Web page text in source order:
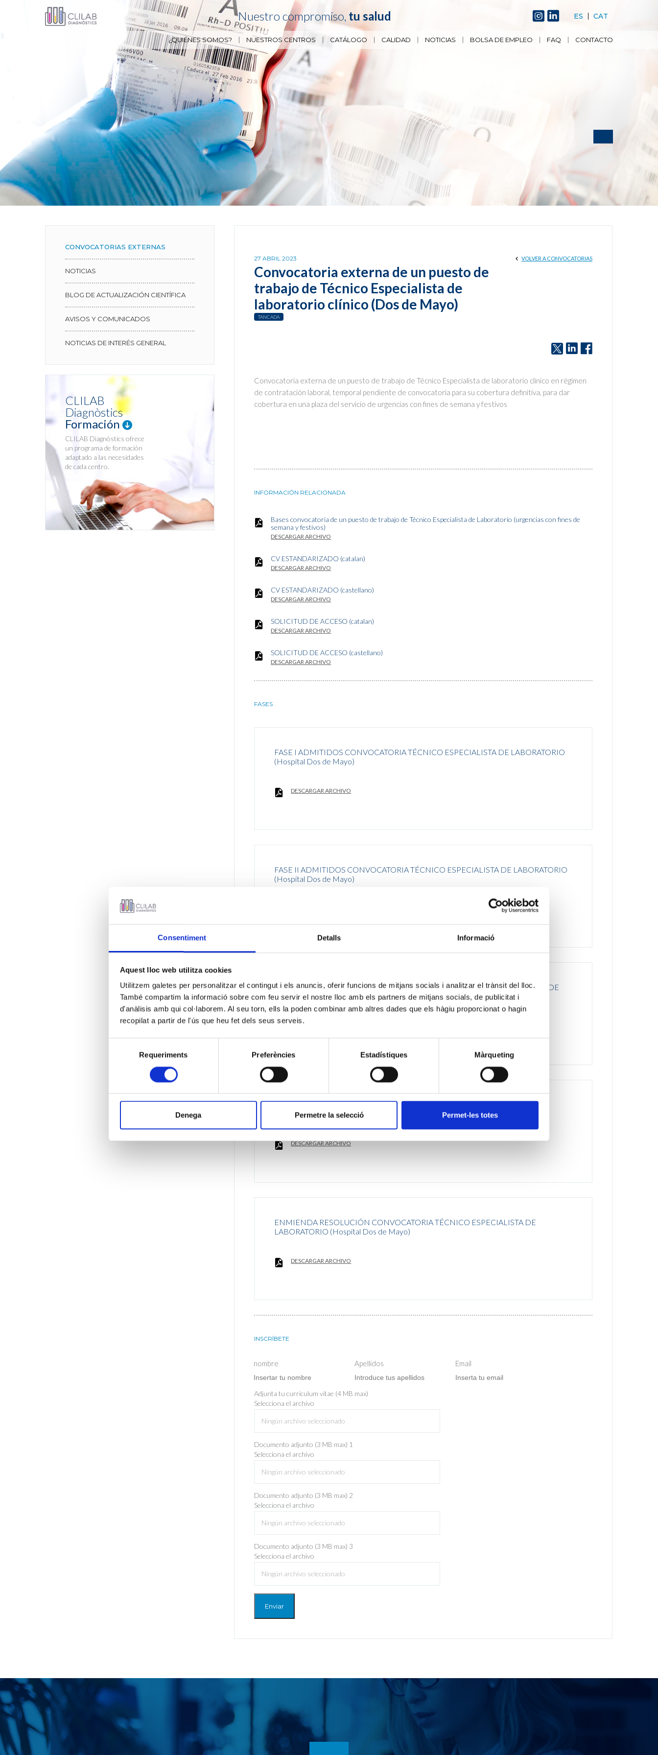
Consentiment Detalls Informació
Aquest lloc web utilitza cookies
Utilitzem galetes per personalitzar el contingut i els anuncis, oferir funcions de mitjans socials i analitzar el trànsit del lloc.
També compartim la informació sobre com feu servir el nostre lloc amb els partners de mitjans socials, de publicitat i
d'anàlisis amb qui col·laborem. Al seu torn, ells la poden combinar amb altres dades que els hàgiu proporcionat o hagin
recopilat a partir de l'ús que heu fet dels seus serveis.
Requeriments Preferències Estadístiques Màrqueting
Denega Permetre la selecció Permet-les totes
Nuestro compromiso, tu salud ES CAT
¿QUIÉNES SOMOS? NUESTROS CENTROS CATÁLOGO CALIDAD NOTICIAS BOLSA DE EMPLEO FAQ CONTACTO
27 ABRIL 2023
Convocatoria externa de un puesto de
trabajo de Técnico Especialista de
laboratorio clínico (Dos de Mayo)
TANCADA
VOLVER A CONVOCATORIAS
Convocatoria externa de un puesto de trabajo de Técnico Especialista de laboratorio clínico en régimen
de contratación laboral, temporal pendiente de convocatoria para su cobertura definitiva, para dar
cobertura en una plaza del servicio de urgencias con fines de semana y festivos
INFORMACIÓN RELACIONADA
Bases convocatoria de un puesto de trabajo de Técnico Especialista de Laboratorio (urgencias con fines de
semana y festivos)
DESCARGAR ARCHIVO
CV ESTANDARIZADO (catalan)
DESCARGAR ARCHIVO
CV ESTANDARIZADO (castellano)
DESCARGAR ARCHIVO
SOLICITUD DE ACCESO (catalan)
DESCARGAR ARCHIVO
SOLICITUD DE ACCESO (castellano)
DESCARGAR ARCHIVO
FASES
FASE I ADMITIDOS CONVOCATORIA TÉCNICO ESPECIALISTA DE LABORATORIO
(Hospital Dos de Mayo)
DESCARGAR ARCHIVO
FASE II ADMITIDOS CONVOCATORIA TÉCNICO ESPECIALISTA DE LABORATORIO
(Hospital Dos de Mayo)
FASE II ENTREVISTA ADMITIDOS CONVOCATORIA TÉCNICO ESPECIALISTA DE
LABORATORIO (Dos de Maig)
DESCARGAR ARCHIVO
RESOLUCIÓN CONVOCATORIA TÉCNICO ESPECIALISTA DE LABORATORIO
(Hospital Dos de Mayo)
DESCARGAR ARCHIVO
ENMIENDA RESOLUCIÓN CONVOCATORIA TÉCNICO ESPECIALISTA DE
LABORATORIO (Hospital Dos de Mayo)
DESCARGAR ARCHIVO
INSCRÍBETE
nombre Apellidos Email
Adjunta tu curriculum vitae (4 MB max)
Selecciona el archivo
Ningún archivo seleccionado
Documento adjunto (3 MB max) 1
Selecciona el archivo
Ningún archivo seleccionado
Documento adjunto (3 MB max) 2
Selecciona el archivo
Ningún archivo seleccionado
Documento adjunto (3 MB max) 3
Selecciona el archivo
Ningún archivo seleccionado
Enviar
CONVOCATORIAS EXTERNAS
NOTICIAS
BLOG DE ACTUALIZACIÓN CIENTÍFICA
AVISOS Y COMUNICADOS
NOTICIAS DE INTERÉS GENERAL
CLILAB
Diagnòstics
Formación
CLILAB Diagnòstics ofrece
un programa de formación
adaptado a las necesidades
de cada centro.